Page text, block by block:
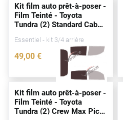
Opel
Peugeot
Skoda
Kit film auto prêt-à-poser -
Film Teinté - Toyota
Tundra (2) Standard Cab
2021)
Essentiel - kit 3/4 arrière
49,00 €
2515-TOY
Kit film auto prêt-à-poser -
Film Teinté - Toyota
Tundra (2) Crew Max Pick-